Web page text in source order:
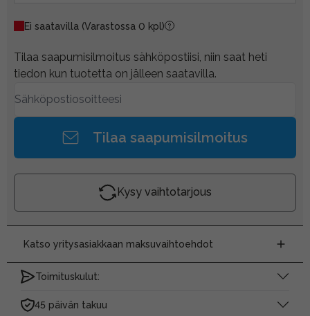
Ei saatavilla (Varastossa 0 kpl)
Tilaa saapumisilmoitus sähköpostiisi, niin saat heti
tiedon kun tuotetta on jälleen saatavilla.
Tilaa saapumisilmoitus
Kysy vaihtotarjous
Katso yritysasiakkaan maksuvaihtoehdot
Toimituskulut:
45 päivän takuu